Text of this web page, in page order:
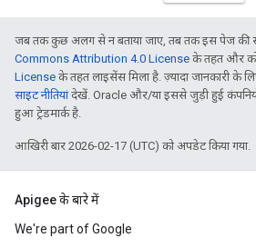
जब तक कुछ अलग से न बताया जाए, तब तक इस पेज की
Commons Attribution 4.0 License के तहत और
License के तहत लाइसेंस मिला है. ज़्यादा जानकारी के
साइट नीतियांदेखें. Oracle और/या इससे जुड़ी हुई
हुआ ट्रेडमार्क है.
आखिरी बार 2026-02-17 (UTC) को अपडेट किया गया.
Apigee के बारे में
We're part of Google